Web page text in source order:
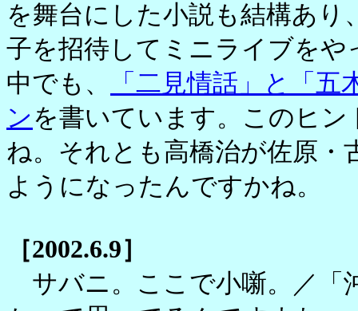
を舞台にした小説も結構あり
子を招待してミニライブを
中でも、
「二見情話」と「
ンを書いています。このヒ
ね。それとも高橋治が佐原
ようになったんですかね。
［2002.6.9］
サバニ。ここで小噺。／「